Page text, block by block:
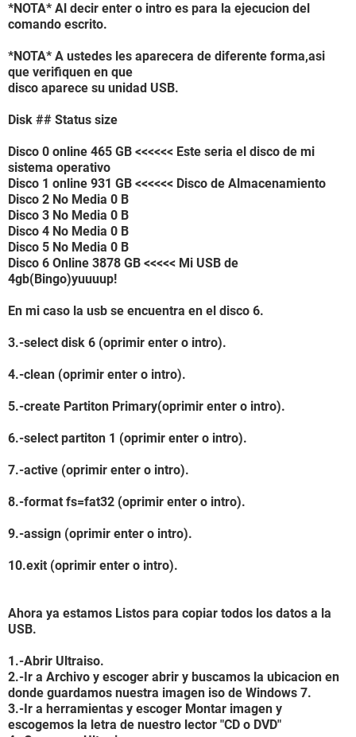
*NOTA* Al decir enter o intro es para la ejecucion del
comando escrito.
*NOTA* A ustedes les aparecera de diferente forma,asi
que verifiquen en que
disco aparece su unidad USB.
Disk ## Status size
Disco 0 online 465 GB <<<<<< Este seria el disco de mi
sistema operativo
Disco 1 online 931 GB <<<<<< Disco de Almacenamiento
Disco 2 No Media 0 B
Disco 3 No Media 0 B
Disco 4 No Media 0 B
Disco 5 No Media 0 B
Disco 6 Online 3878 GB <<<<< Mi USB de
4gb(Bingo)yuuuup!
En mi caso la usb se encuentra en el disco 6.
3.-select disk 6 (oprimir enter o intro).
4.-clean (oprimir enter o intro).
5.-create Partiton Primary(oprimir enter o intro).
6.-select partiton 1 (oprimir enter o intro).
7.-active (oprimir enter o intro).
8.-format fs=fat32 (oprimir enter o intro).
9.-assign (oprimir enter o intro).
10.exit (oprimir enter o intro).
Ahora ya estamos Listos para copiar todos los datos a la
USB.
1.-Abrir Ultraiso.
2.-Ir a Archivo y escoger abrir y buscamos la ubicacion en
donde guardamos nuestra imagen iso de Windows 7.
3.-Ir a herramientas y escoger Montar imagen y
escogemos la letra de nuestro lector "CD o DVD"